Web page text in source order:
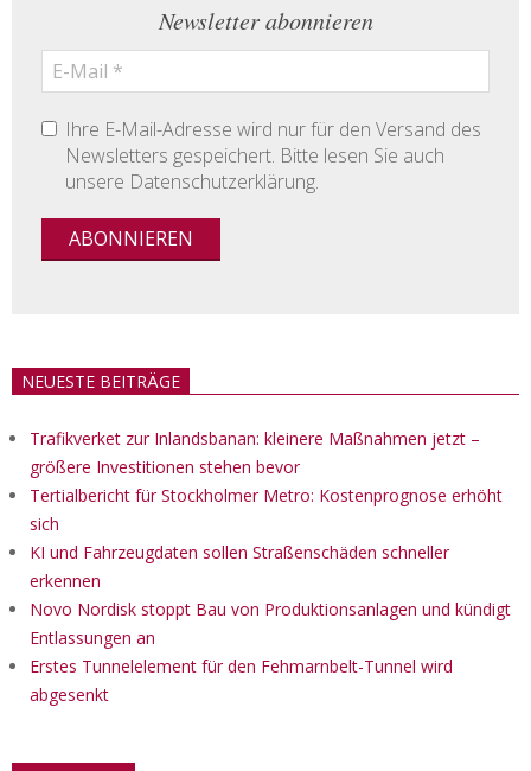
Newsletter abonnieren
Ihre E-Mail-Adresse wird nur für den Versand des
Newsletters gespeichert. Bitte lesen Sie auch
unsere Datenschutzerklärung.
NEUESTE BEITRÄGE
Trafikverket zur Inlandsbanan: kleinere Maßnahmen jetzt –
größere Investitionen stehen bevor
Tertialbericht für Stockholmer Metro: Kostenprognose erhöht
sich
KI und Fahrzeugdaten sollen Straßenschäden schneller
erkennen
Novo Nordisk stoppt Bau von Produktionsanlagen und kündigt
Entlassungen an
Erstes Tunnelelement für den Fehmarnbelt-Tunnel wird
abgesenkt